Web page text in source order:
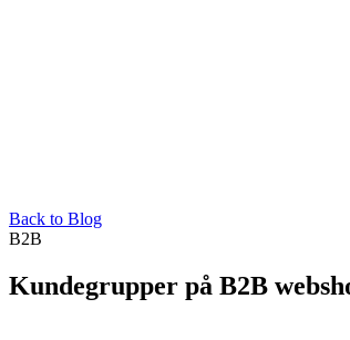
Back to Blog
B2B
Kundegrupper på B2B